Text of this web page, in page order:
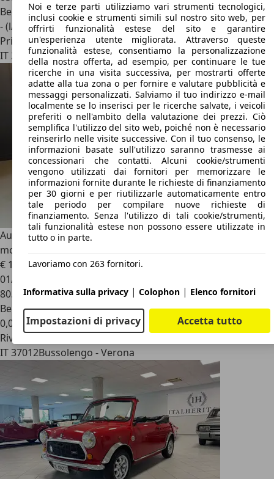
Benzina
- (l/100 km)
Privato
IT 20073Opera
Austin Mini1.0 Mini Mayfar Cabrio Schubarth 55 pezzi /
mondo
€ 19.500
01/1991
80.000 km
Benzina
0,0 l/100 km (comb.)
Rivenditore
IT 37012Bussolengo - Verona
Noi e terze parti utilizziamo vari strumenti tecnologici,
inclusi cookie e strumenti simili sul nostro sito web, per
offrirti funzionalità estese del sito e garantire
un'esperienza utente migliorata. Attraverso queste
funzionalità estese, consentiamo la personalizzazione
della nostra offerta, ad esempio, per continuare le tue
ricerche in una visita successiva, per mostrarti offerte
adatte alla tua zona o per fornire e valutare pubblicità e
messaggi personalizzati. Salviamo il tuo indirizzo e-mail
localmente se lo inserisci per le ricerche salvate, i veicoli
preferiti o nell'ambito della valutazione dei prezzi. Ciò
semplifica l'utilizzo del sito web, poiché non è necessario
reinserirlo nelle visite successive. Con il tuo consenso, le
informazioni basate sull'utilizzo saranno trasmesse ai
concessionari che contatti. Alcuni cookie/strumenti
vengono utilizzati dai fornitori per memorizzare le
informazioni fornite durante le richieste di finanziamento
per 30 giorni e per riutilizzarle automaticamente entro
tale periodo per compilare nuove richieste di
finanziamento. Senza l'utilizzo di tali cookie/strumenti,
tali funzionalità estese non possono essere utilizzate in
tutto o in parte.
Lavoriamo con 263 fornitori.
Informativa sulla privacy | Colophon | Elenco fornitori
Impostazioni di privacy Accetta tutto